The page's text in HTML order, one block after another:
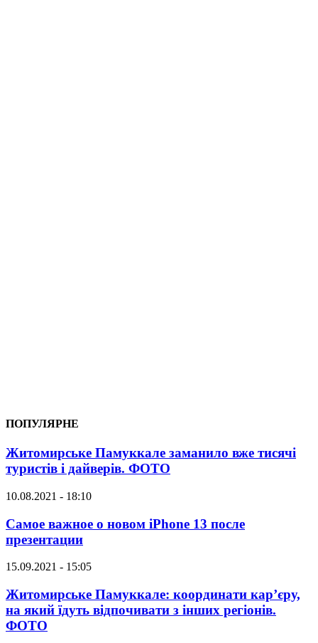
ПОПУЛЯРНЕ
Житомирське Памуккале заманило вже тисячі
туристів і дайверів. ФОТО
10.08.2021 - 18:10
Самое важное о новом iPhone 13 после
презентации
15.09.2021 - 15:05
Житомирське Памуккале: координати кар’єру,
на який їдуть відпочивати з інших регіонів.
ФОТО